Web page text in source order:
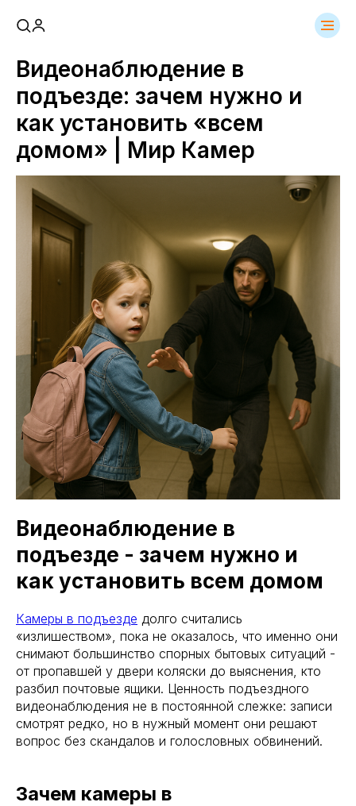
Видеонаблюдение в
подъезде: зачем нужно и
как установить «всем
домом» | Мир Камер
Видеонаблюдение в
подъезде - зачем нужно и
как установить всем домом
Камеры в подъезде долго считались
«излишеством», пока не оказалось, что именно они
снимают большинство спорных бытовых ситуаций -
от пропавшей у двери коляски до выяснения, кто
разбил почтовые ящики. Ценность подъездного
видеонаблюдения не в постоянной слежке: записи
смотрят редко, но в нужный момент они решают
вопрос без скандалов и голословных обвинений.
Зачем камеры в